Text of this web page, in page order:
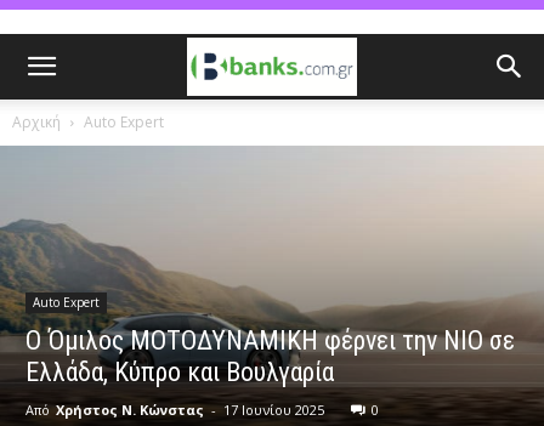
Αρχική Auto Expert
Auto Expert
Ο Όμιλος ΜΟΤΟΔΥΝΑΜΙΚΗ φέρνει την NIO σε
Ελλάδα, Κύπρο και Βουλγαρία
Από Χρήστος Ν. Κώνστας - 17 Ιουνίου 2025 0